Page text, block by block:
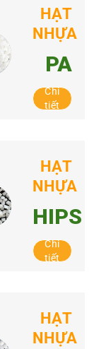
HẠT
NHỰA
PA
Chi
tiết
HẠT
NHỰA
HIPS
Chi
tiết
HẠT
NHỰA